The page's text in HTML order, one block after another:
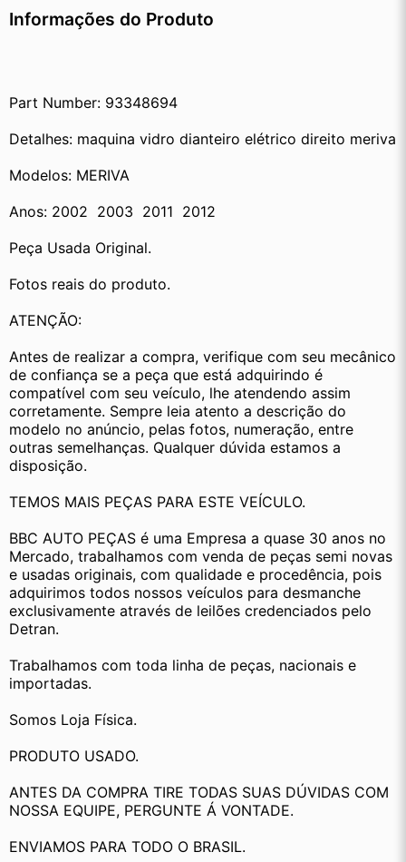
Informações do Produto
Part Number: 93348694
Detalhes: maquina vidro dianteiro elétrico direito meriva
Modelos: MERIVA
Anos: 2002  2003  2011  2012
Peça Usada Original.
Fotos reais do produto.
ATENÇÃO:
Antes de realizar a compra, verifique com seu mecânico
de confiança se a peça que está adquirindo é
compatível com seu veículo, lhe atendendo assim
corretamente. Sempre leia atento a descrição do
modelo no anúncio, pelas fotos, numeração, entre
outras semelhanças. Qualquer dúvida estamos a
disposição.
TEMOS MAIS PEÇAS PARA ESTE VEÍCULO.
BBC AUTO PEÇAS é uma Empresa a quase 30 anos no
Mercado, trabalhamos com venda de peças semi novas
e usadas originais, com qualidade e procedência, pois
adquirimos todos nossos veículos para desmanche
exclusivamente através de leilões credenciados pelo
Detran.
Trabalhamos com toda linha de peças, nacionais e
importadas.
Somos Loja Física.
PRODUTO USADO.
ANTES DA COMPRA TIRE TODAS SUAS DÚVIDAS COM
NOSSA EQUIPE, PERGUNTE Á VONTADE.
ENVIAMOS PARA TODO O BRASIL.